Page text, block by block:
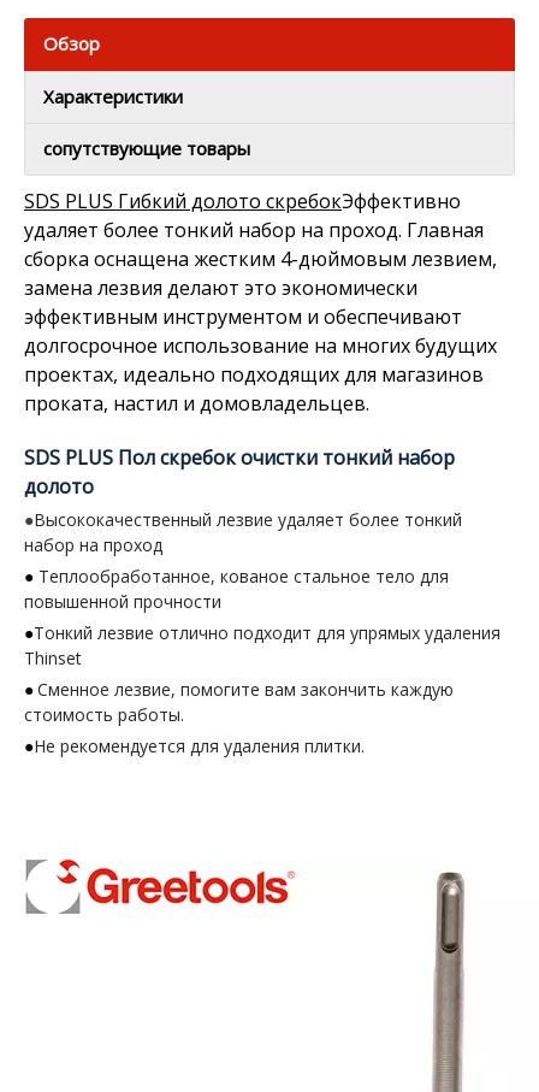
Обзор
Характеристики
сопутствующие товары
SDS PLUS Гибкий долото скребокЭффективно
удаляет более тонкий набор на проход. Главная
сборка оснащена жестким 4-дюймовым лезвием,
замена лезвия делают это экономически
эффективным инструментом и обеспечивают
долгосрочное использование на многих будущих
проектах, идеально подходящих для магазинов
проката, настил и домовладельцев.
SDS PLUS Пол скребок очистки тонкий набор
долото
●Высококачественный лезвие удаляет более тонкий
набор на проход
● Теплообработанное, кованое стальное тело для
повышенной прочности
●Тонкий лезвие отлично подходит для упрямых удаления
Thinset
●Сменное лезвие, помогите вам закончить каждую
стоимость работы.
●Не рекомендуется для удаления плитки.